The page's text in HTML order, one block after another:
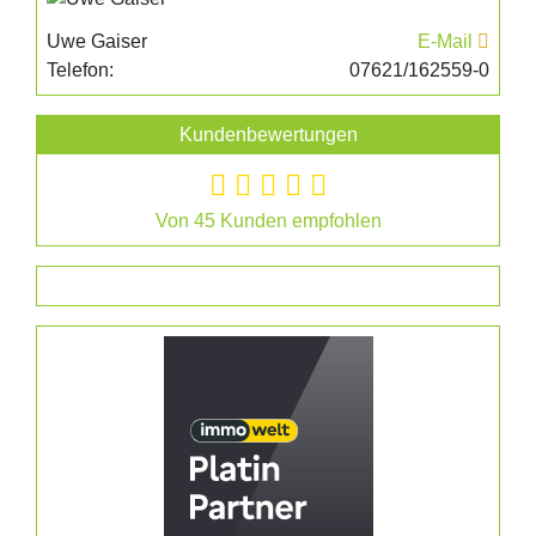
Uwe Gaiser
E-Mail
Telefon:
07621/162559-0
Kundenbewertungen
Von 45 Kunden empfohlen